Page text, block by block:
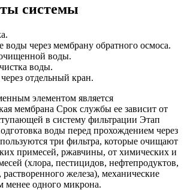
системы
воды через мембрану обратного осмоса.
воды.
воды.
отдельный кран.
элементом является
мембрана Срок службы ее зависит от
в систему фильтрации Этап
воды перед прохождением через
три фильтра, которые очищают
примесей, ржавчины, от химических и
(хлора, пестицидов, нефтепродуктов,
железа), механические
менее одного микрона.